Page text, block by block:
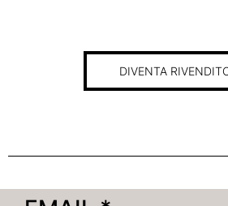
DIVENTA